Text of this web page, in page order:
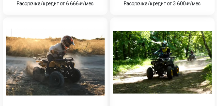
Рассрочка/кредит от 6 666 ₽/мес Рассрочка/кредит от 3 600 ₽/мес